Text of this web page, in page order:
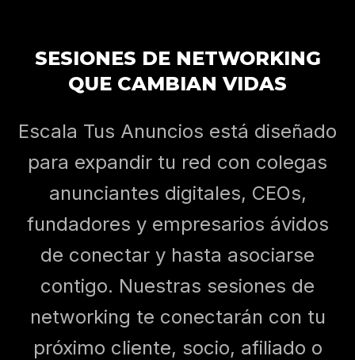
SESIONES DE NETWORKING
QUE CAMBIAN VIDAS
Escala Tus Anuncios está diseñado
para expandir tu red con colegas
anunciantes digitales, CEOs,
fundadores y empresarios ávidos
de conectar y hasta asociarse
contigo. Nuestras sesiones de
networking te conectarán con tu
próximo cliente, socio, afiliado o